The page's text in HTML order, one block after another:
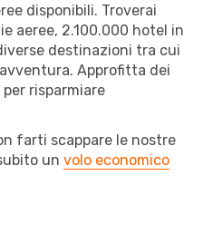
disponibili. Troverai
aeree, 2.100.000 hotel in
destinazioni tra cui
Approfitta dei
per risparmiare
farti scappare le nostre
un volo economico